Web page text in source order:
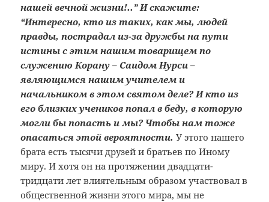
нашей вечной жизни!..” И скажите:
“Интересно, кто из таких, как мы, людей
правды, пострадал из-за дружбы на пути
истины с этим нашим товарищем по
служению Корану – Саидом Нурси –
являющимся нашим учителем и
начальником в этом святом деле? И кто из
его близких учеников попал в беду, в которую
могли бы попасть и мы? Чтобы нам тоже
опасаться этой вероятности. У этого нашего
брата есть тысячи друзей и братьев по Иному
миру. И хотя он на протяжении двадцати-
тридцати лет влиятельным образом участвовал в
общественной жизни этого мира, мы не